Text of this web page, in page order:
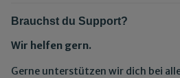
Brauchst du Support?
Wir helfen gern.
Gerne unterstützen wir dich bei